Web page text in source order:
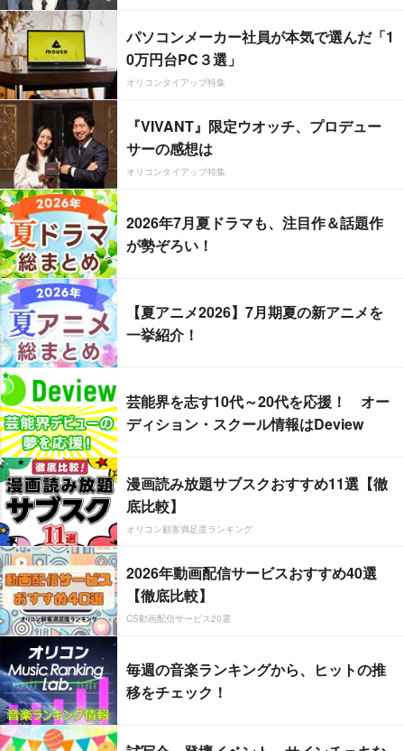
パソコンメーカー社員が本気で選んだ「1
0万円台PC３選」
オリコンタイアップ特集
『VIVANT』限定ウオッチ、プロデュー
サーの感想は
オリコンタイアップ特集
2026年7月夏ドラマも、注目作＆話題作
が勢ぞろい！
【夏アニメ2026】7月期夏の新アニメを
一挙紹介！
芸能界を志す10代～20代を応援！ オー
ディション・スクール情報はDeview
漫画読み放題サブスクおすすめ11選【徹
底比較】
オリコン顧客満足度ランキング
2026年動画配信サービスおすすめ40選
【徹底比較】
CS動画配信サービス20選
毎週の音楽ランキングから、ヒットの推
移をチェック！